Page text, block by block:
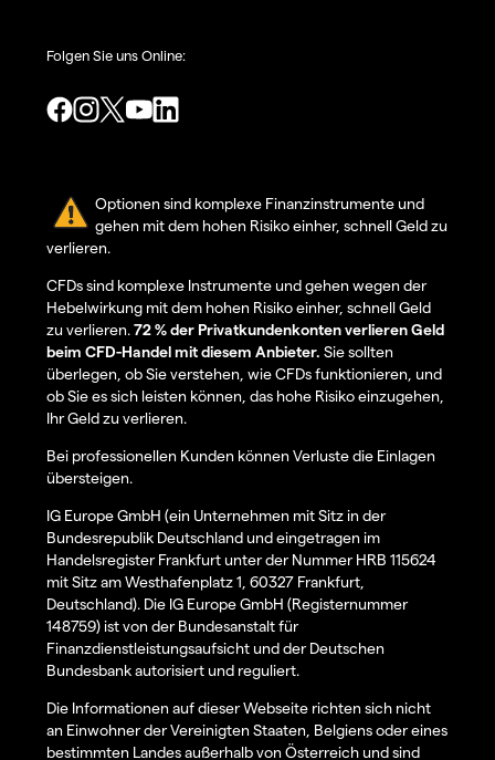
Folgen Sie uns Online:
Optionen sind komplexe Finanzinstrumente und
gehen mit dem hohen Risiko einher, schnell Geld zu
verlieren.
CFDs sind komplexe Instrumente und gehen wegen der
Hebelwirkung mit dem hohen Risiko einher, schnell Geld
zu verlieren.72 % der Privatkundenkonten verlieren Geld
beim CFD-Handel mit diesem Anbieter. Sie sollten
überlegen, ob Sie verstehen, wie CFDs funktionieren, und
ob Sie es sich leisten können, das hohe Risiko einzugehen,
Ihr Geld zu verlieren.
Bei professionellen Kunden können Verluste die Einlagen
übersteigen.
IG Europe GmbH (ein Unternehmen mit Sitz in der
Bundesrepublik Deutschland und eingetragen im
Handelsregister Frankfurt unter der Nummer HRB 115624
mit Sitz am Westhafenplatz 1, 60327 Frankfurt,
Deutschland). Die IG Europe GmbH (Registernummer
148759) ist von der Bundesanstalt für
Finanzdienstleistungsaufsicht und der Deutschen
Bundesbank autorisiert und reguliert.
Die Informationen auf dieser Webseite richten sich nicht
an Einwohner der Vereinigten Staaten, Belgiens oder eines
bestimmten Landes außerhalb von Österreich und sind